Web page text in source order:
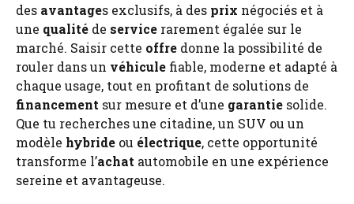
des avantages exclusifs, à des prix négociés et à
une qualité de service rarement égalée sur le
marché. Saisir cette offre donne la possibilité de
rouler dans un véhicule fiable, moderne et adapté à
chaque usage, tout en profitant de solutions de
financement sur mesure et d’une garantie solide.
Que tu recherches une citadine, un SUV ou un
modèle hybride ou électrique, cette opportunité
transforme l’achat automobile en une expérience
sereine et avantageuse.